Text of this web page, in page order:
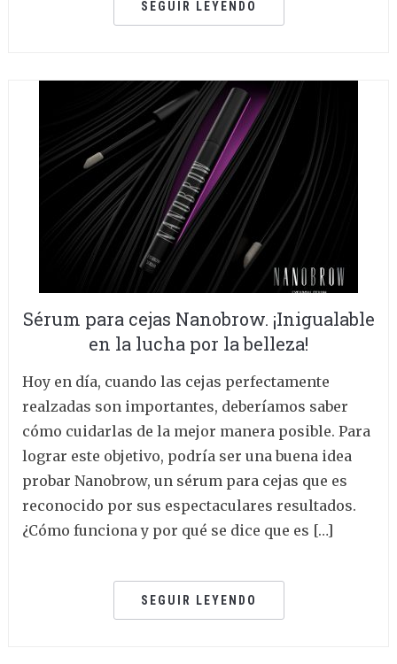
SEGUIR LEYENDO
Sérum para cejas Nanobrow. ¡Inigualable
en la lucha por la belleza!
Hoy en día, cuando las cejas perfectamente
realzadas son importantes, deberíamos saber
cómo cuidarlas de la mejor manera posible. Para
lograr este objetivo, podría ser una buena idea
probar Nanobrow, un sérum para cejas que es
reconocido por sus espectaculares resultados.
¿Cómo funciona y por qué se dice que es […]
SEGUIR LEYENDO